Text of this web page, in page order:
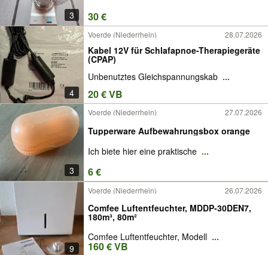
3 30 €
4
Voerde (Niederrhein) 28.07.2026
Kabel 12V für Schlafapnoe-Therapiegeräte
(CPAP)
Unbenutztes Gleichspannungskab ...
20 € VB
3
Voerde (Niederrhein) 27.07.2026
Tupperware Aufbewahrungsbox orange
Ich biete hier eine praktische ...
6 €
9
Voerde (Niederrhein) 26.07.2026
Comfee Luftentfeuchter, MDDP-30DEN7,
180m³, 80m²
Comfee Luftentfeuchter, Modell ...
160 € VB